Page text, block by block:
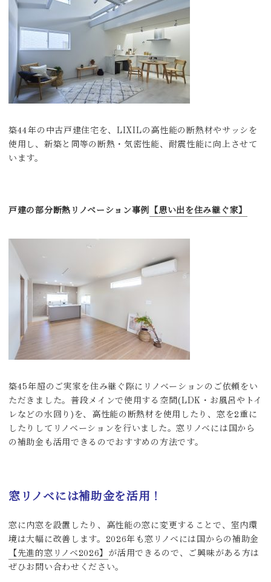
築44年の中古戸建住宅を、LIXILの高性能の断熱材やサッシを
使用し、新築と同等の断熱・気密性能、耐震性能に向上させて
います。
戸建の部分断熱リノベーション事例 【思い出を住み継ぐ家】
築45年超のご実家を住み継ぐ際にリノベーションのご依頼をい
ただきました。普段メインで使用する空間(LDK・お風呂やトイ
レなどの水回り)を、高性能の断熱材を使用したり、窓を2重に
したりしてリノベーションを行いました。窓リノベには国から
の補助金も活用できるのでおすすめの方法です。
窓リノベには補助金を活用！
窓に内窓を設置したり、高性能の窓に変更することで、室内環
境は大幅に改善します。2026年も窓リノベには国からの補助金
【先進的窓リノベ2026】 が活用できるので、ご興味がある方は
ぜひお問い合わせください。